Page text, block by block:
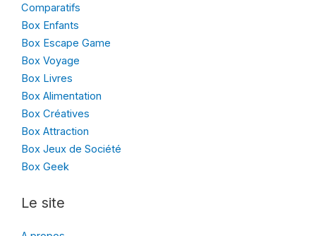
Comparatifs
Box Enfants
Box Escape Game
Box Voyage
Box Livres
Box Alimentation
Box Créatives
Box Attraction
Box Jeux de Société
Box Geek
Le site